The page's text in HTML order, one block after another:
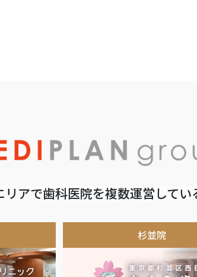
アで歯科医院を複数運営してい
杉並院